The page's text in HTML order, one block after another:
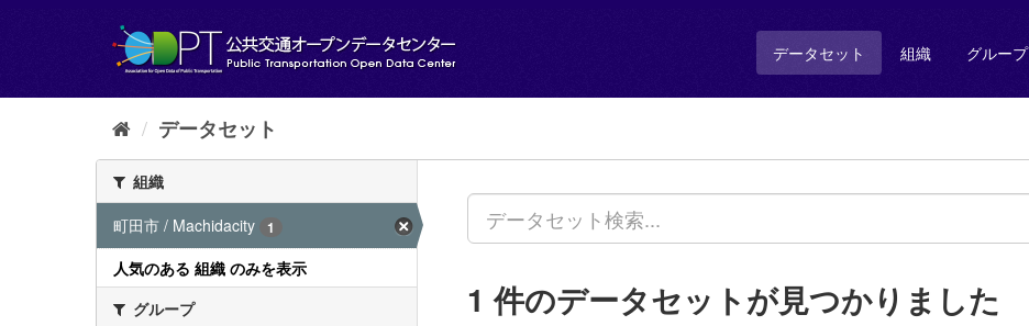
し
データセット 組織 グループ
データセット
組織
町田市 / Machidacity
1
人気のある 組織 のみを表示
グループ
1 件のデータセットが見つかりました